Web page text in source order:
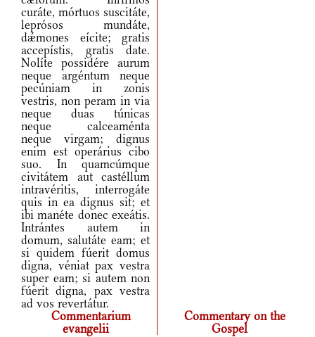
curáte, mórtuos suscitáte,
leprósos mundáte,
dǽmones eícite; gratis
accepístis, gratis date.
Nolíte possidére aurum
neque argéntum neque
pecúniam in zonis
vestris, non peram in via
neque duas túnicas
neque calceaménta
neque virgam; dignus
enim est operárius cibo
suo. In quamcúmque
civitátem aut castéllum
intravéritis, interrogáte
quis in ea dignus sit; et
ibi manéte donec exeátis.
Intrántes autem in
domum, salutáte eam; et
si quidem fúerit domus
digna, véniat pax vestra
super eam; si autem non
fúerit digna, pax vestra
ad vos revertátur.
Commentarium
evangelii
Commentary on the
Gospel